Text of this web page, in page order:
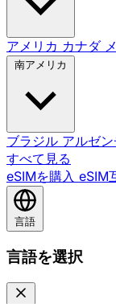
アメリカ カナダ
南アメリカ
ブラジル アルゼ
すべて見る
eSIMを購入 eSIM
言語
言語を選択